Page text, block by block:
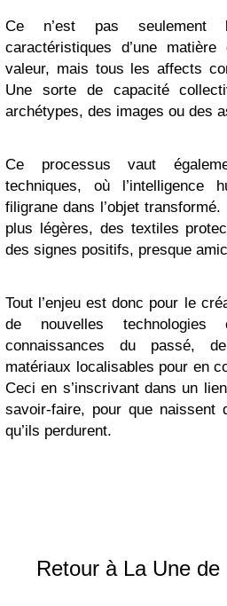
Ce n’est pas
caractéristiques d’une
valeur, mais tous les affects
Une sorte de capacité
archétypes, des images ou des
Ce processus vaut
techniques, où l’intelligence
filigrane dans l’objet
plus légères, des textiles
des signes positifs, presque
Tout l’enjeu est donc pour le
de nouvelles technologies
connaissances du passé,
matériaux localisables pour en
Ceci en s’inscrivant dans un
savoir-faire, pour que naissent
qu’ils perdurent.
Retour à La Une de